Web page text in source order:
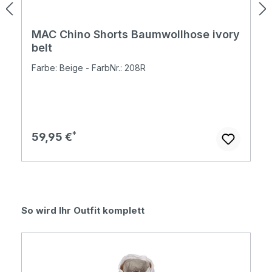
MAC Chino Shorts Baumwollhose ivory
belt
Farbe: Beige - FarbNr.: 208R
Regulärer Preis:
59,95 €
Produktgalerie überspringen
So wird Ihr Outfit komplett